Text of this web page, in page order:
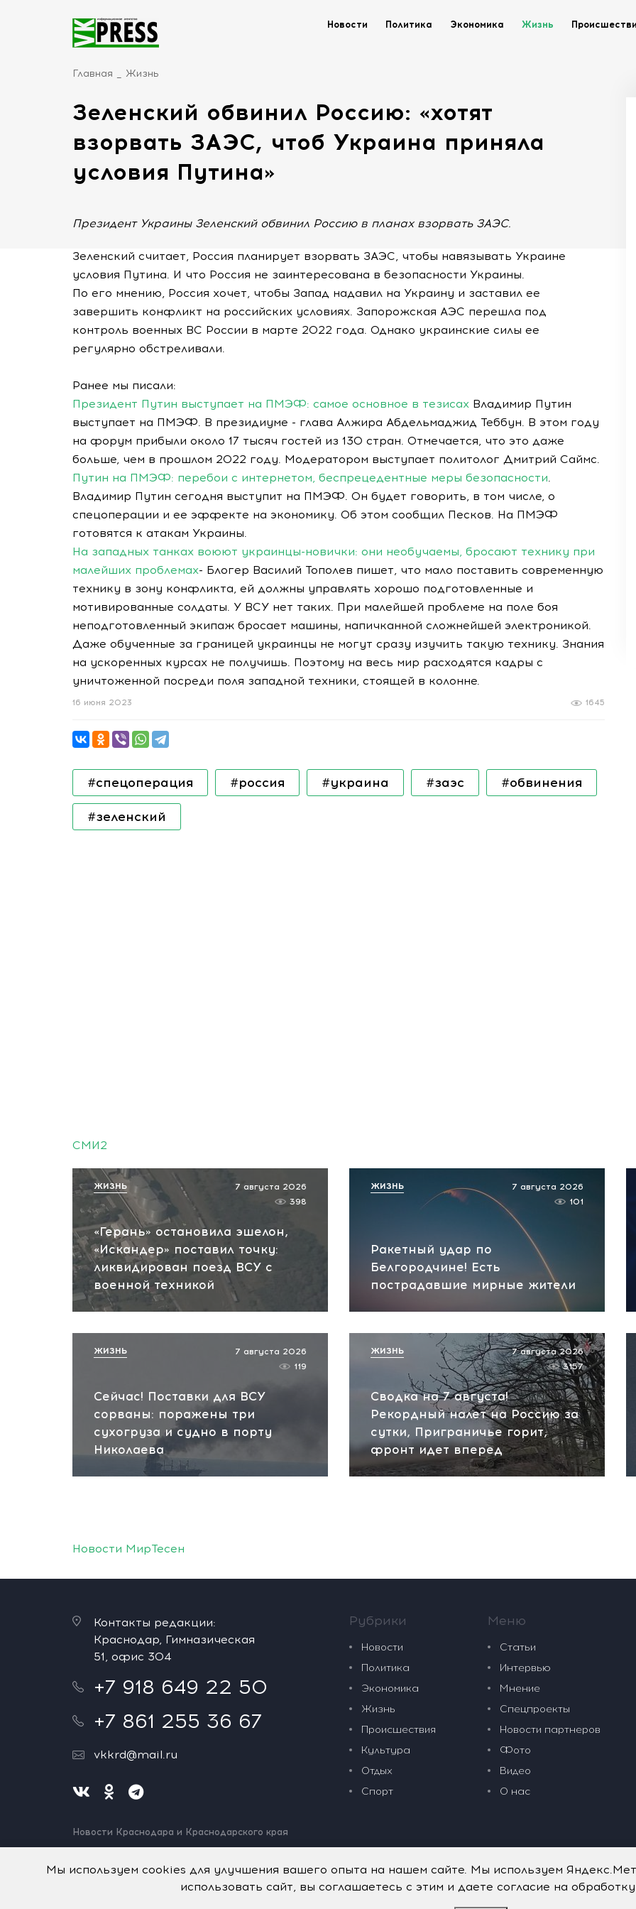
Новости Политика Экономика Жизнь
Главная Жизнь
Зеленский обвинил Россию: «хотят
взорвать ЗАЭС, чтоб Украина приняла
условия Путина»
Президент Украины Зеленский обвинил Россию в планах взорвать ЗАЭС.
Зеленский считает, Россия планирует взорвать ЗАЭС, чтобы навязывать Украине
условия Путина. И что Россия не заинтересована в безопасности Украины.
По его мнению, Россия хочет, чтобы Запад надавил на Украину и заставил ее
завершить конфликт на российских условиях. Запорожская АЭС перешла под
контроль военных ВС России в марте 2022 года. Однако украинские силы ее
регулярно обстреливали.
Ранее мы писали:
Президент Путин выступает на ПМЭФ: самое основное в тезисах Владимир Путин
выступает на ПМЭФ. В президиуме - глава Алжира Абдельмаджид Теббун. В этом году
на форум прибыли около 17 тысяч гостей из 130 стран. Отмечается, что это даже
больше, чем в прошлом 2022 году. Модератором выступает политолог Дмитрий Саймс.
Путин на ПМЭФ: перебои с интернетом, беспрецедентные меры безопасности.
Владимир Путин сегодня выступит на ПМЭФ. Он будет говорить, в том числе, о
спецоперации и ее эффекте на экономику. Об этом сообщил Песков. На ПМЭФ
готовятся к атакам Украины.
На западных танках воюют украинцы-новички: они необучаемы, бросают технику при
малейших проблемах- Блогер Василий Тополев пишет, что мало поставить современную
технику в зону конфликта, ей должны управлять хорошо подготовленные и
мотивированные солдаты. У ВСУ нет таких. При малейшей проблеме на поле боя
неподготовленный экипаж бросает машины, напичканной сложнейшей электроникой.
Даже обученные за границей украинцы не могут сразу изучить такую технику. Знания
на ускоренных курсах не получишь. Поэтому на весь мир расходятся кадры с
уничтоженной посреди поля западной техники, стоящей в колонне.
1645
16 июня 2023
#спецоперация #россия #украина #заэс #обвинения
#зеленский
СМИ2
«Герань» остановила эшелон,
«Искандер» поставил точку:
ликвидирован поезд ВСУ с
военной техникой
7 августа 2026
398
ЖИЗНЬ
Ракетный удар по
Белгородчине! Есть
пострадавшие мирные жители
7 августа 2026
101
ЖИЗНЬ
Сейчас! Поставки для ВСУ
сорваны: поражены три
сухогруза и судно в порту
Николаева
7 августа 2026
119
ЖИЗНЬ
Сводка на 7 августа!
Рекордный налет на Россию за
сутки, Приграничье горит,
фронт идет вперед
7 августа 2026
3157
ЖИЗНЬ
Новости МирТесен
Контакты редакции:
Краснодар, Гимназическая
51, офис 304
+7 918 649 22 50
+7 861 255 36 67
vkkrd@mail.ru
Новости Краснодара и Краснодарского края
Нашли ошибку? Выделите и нажмите Ctrl+Enter.
Рубрики
Новости
Политика
Экономика
Жизнь
Происшествия
Культура
Отдых
Спорт
Меню
Статьи
Интервью
Мнение
Спецпроекты
Новости партнеров
Фото
Видео
О нас
Мы используем cookies для улучшения вашего опыта на нашем сайте. Мы используем
использовать сайт, вы соглашаетесь с этим и даете согласие на